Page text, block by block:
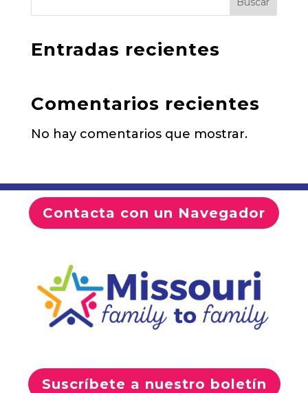
Entradas recientes
Comentarios recientes
No hay comentarios que mostrar.
Contacta con un Navegador
Suscríbete a nuestro boletín